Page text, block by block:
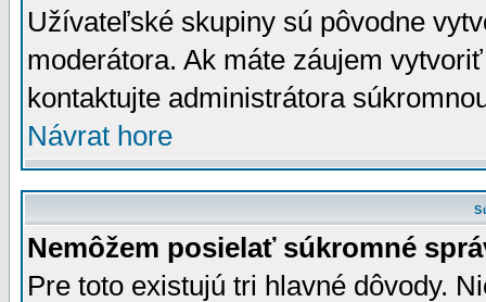
Užívateľské skupiny sú pôvodne
moderátora. Ak máte záujem
kontaktujte administrátora
Návrat hore
Nemôžem posielať súkromné
Pre toto existujú tri hlavné dôvody.